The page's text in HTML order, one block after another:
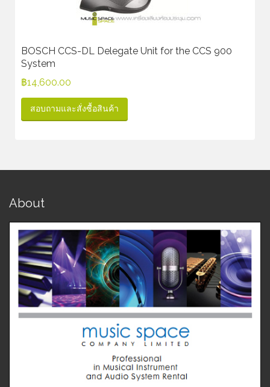
BOSCH CCS-DL Delegate Unit for the CCS 900
System
฿14,600.00
สอบถามและสั่งซื้อสินค้า
About